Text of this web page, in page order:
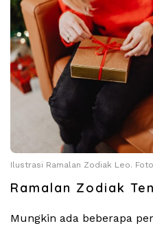
Ilustrasi Ramalan Zodiak Leo.
Ramalan Zodiak
Mungkin ada beberapa